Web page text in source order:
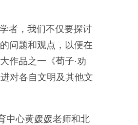
者，我们不仅要探讨
问题和观点，以便在
作品之一《荀子·劝
对各自文明及其他文
中心黄媛媛老师和北